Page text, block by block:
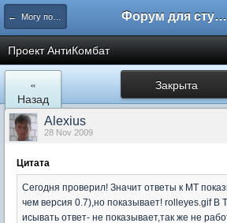
← Могу помочь Форум для студента СГА
Проект АнтиКомбат
Закрыта
«
Назад
Alexius
28 Nov 2009
Цитата
Сегодня проверил! Значит ответы к МТ
чем версия 0.7),но показывает! rolleyes.gif В
исывать ответ- не показывает,так же не